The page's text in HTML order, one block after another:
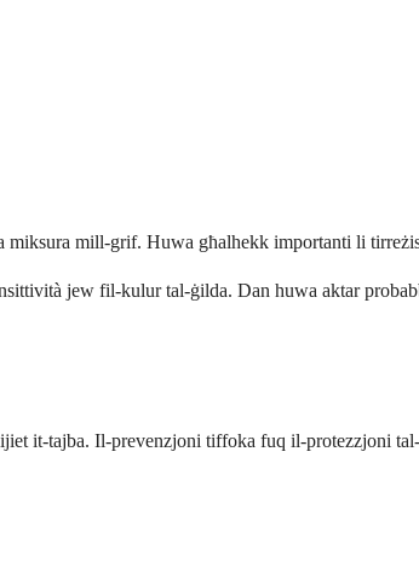
mill-grif. Huwa għalhekk importanti li
jew fil-kulur tal-ġilda. Dan huwa aktar
it-tajba. Il-prevenzjoni tiffoka fuq il-protezzjoni